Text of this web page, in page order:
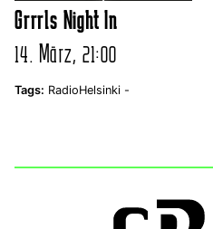
Grrrls Night In
14. März, 21:00
Tags: RadioHelsinki -